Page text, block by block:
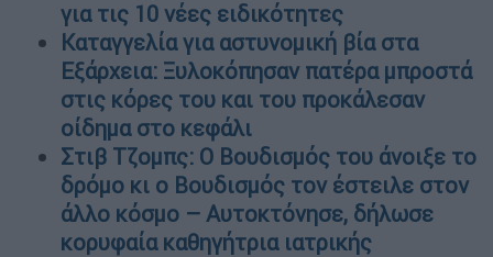
για τις 10 νέες ειδικότητες
Καταγγελία για αστυνομική βία στα
Εξάρχεια: Ξυλοκόπησαν πατέρα μπροστά
στις κόρες του και του προκάλεσαν
οίδημα στο κεφάλι
Στιβ Τζομπς: Ο Βουδισμός του άνοιξε το
δρόμο κι ο Βουδισμός τον έστειλε στον
άλλο κόσμο – Αυτοκτόνησε, δήλωσε
κορυφαία καθηγήτρια ιατρικής